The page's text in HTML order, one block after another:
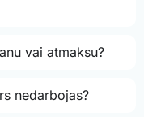
vai atmaksu?
nedarbojas?